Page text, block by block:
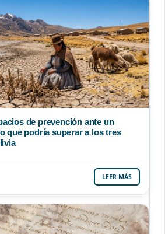
de prevención ante un
que podría superar a los tres
LEER MÁS